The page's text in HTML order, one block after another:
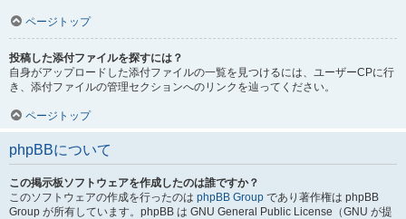
ページトップ
投稿した添付ファイルを探すには？
自身がアップロードした添付ファイルの一覧を見つけるには、ユーザーCPに行
き、添付ファイルの管理セクションへのリンクを辿ってください。
ページトップ
phpBBについて
この掲示板ソフトウェアを作成したのは誰ですか？
このソフトウェアの作成を行ったのは phpBB Group であり著作権は phpBB
Group が所有しています。phpBB は GNU General Public License（GNU が提